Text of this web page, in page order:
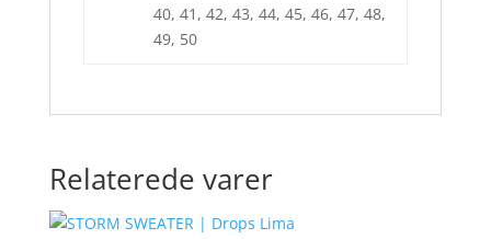
40, 41, 42, 43, 44, 45, 46, 47, 48,
49, 50
Relaterede varer